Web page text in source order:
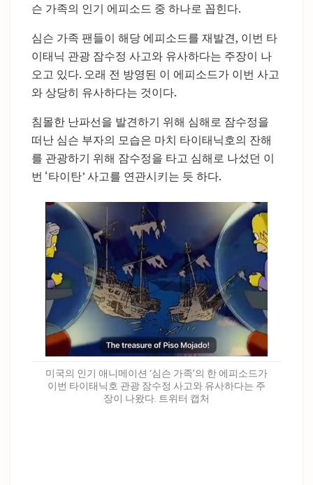
슨 가족의 인기 에피소드 중 하나로 꼽힌다.
심슨 가족 팬들이 해당 에피소드를 재발견, 이번 타
이태닉 관광 잠수정 사고와 유사하다는 주장이 나
오고 있다. 오래 전 방영된 이 에피소드가 이번 사고
와 상당히 유사하다는 것이다.
침몰한 난파선을 발견하기 위해 심해로 잠수정을
떠난 심슨 부자의 모습은 마치 타이태닉호의 잔해
를 관광하기 위해 잠수정을 타고 심해로 나섰던 이
번 ‘타이탄’ 사고를 연관시키는 듯 하다.
미국의 인기 애니메이션 ‘심슨 가족’의 한 에피소드가
이번 타이태닉호 관광 잠수정 사고와 유사하다는 주
장이 나왔다. 트위터 캡처